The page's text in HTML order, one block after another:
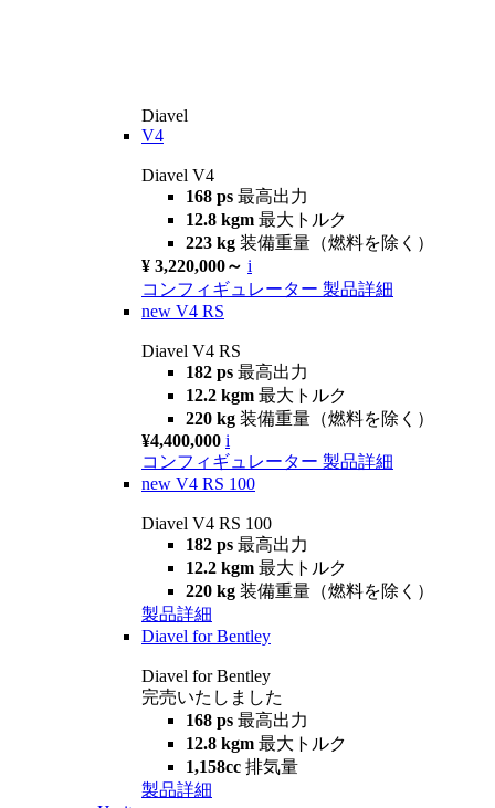
Diavel
V4
Diavel V4
168 ps 最高出力
12.8 kgm 最大トルク
223 kg 装備重量（燃料を除く）
¥ 3,220,000～ i
コンフィギュレーター 製品詳細
new V4 RS
Diavel V4 RS
182 ps 最高出力
12.2 kgm 最大トルク
220 kg 装備重量（燃料を除く）
¥4,400,000 i
コンフィギュレーター 製品詳細
new V4 RS 100
Diavel V4 RS 100
182 ps 最高出力
12.2 kgm 最大トルク
220 kg 装備重量（燃料を除く）
製品詳細
Diavel for Bentley
Diavel for Bentley
完売いたしました
168 ps 最高出力
12.8 kgm 最大トルク
1,158cc 排気量
製品詳細